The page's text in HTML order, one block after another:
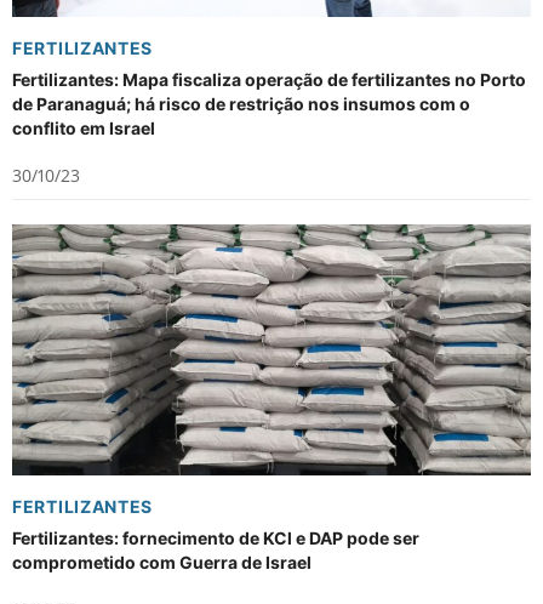
FERTILIZANTES
Fertilizantes: Mapa fiscaliza operação de fertilizantes no Porto
de Paranaguá; há risco de restrição nos insumos com o
conflito em Israel
30/10/23
FERTILIZANTES
Fertilizantes: fornecimento de KCl e DAP pode ser
comprometido com Guerra de Israel